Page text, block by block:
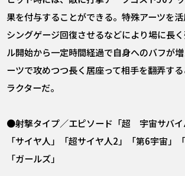
果を付与することができる。特殊アーツを
シングゲージ回復させるなどにより場に長
ル開始から一定時間経過で自身へのバフが
ーツで攻めつつ長く居座って相手を翻弄す
ラクターだ。
●射撃タイプ／エピソード「超 宇宙サバイ
「サイヤ人」「超サイヤ人2」「第6宇宙」
「ガールズ」